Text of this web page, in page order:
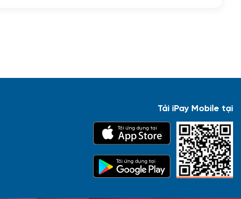
Tải iPay Mobile tại
Tải ứng dụng tại
Tải ứng dụng tại